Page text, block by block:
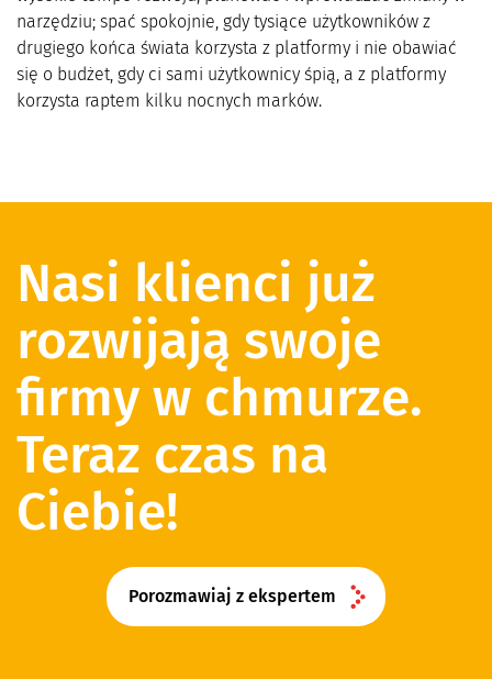
narzędziu; spać spokojnie, gdy tysiące użytkowników z
drugiego końca świata korzysta z platformy i nie obawiać
się o budżet, gdy ci sami użytkownicy śpią, a z platformy
korzysta raptem kilku nocnych marków.
Nasi klienci już
rozwijają swoje
firmy w chmurze.
Teraz czas na
Ciebie!
Porozmawiaj z ekspertem